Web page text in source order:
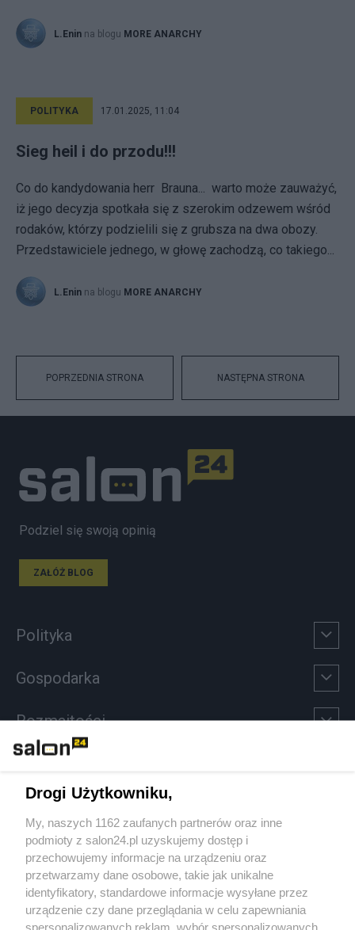
L.Enin na blogu MORE ANARCHY
POLITYKA 17.01.2025, 11:04
Sieg heil i do przodu!!!
Co do kandydowania herr Brauna... warto może zauważyć,
iż jego decyzja spotkała się z szerokim odzewem wśród
rodaków, którzy podzielili się z grubsza na dwa obozy.
Przedstawiciele jednego, w głowę zachodzą, co takiego...
L.Enin na blogu MORE ANARCHY
POPRZEDNIA STRONA NASTĘPNA STRONA
Podziel się swoją opinią
ZAŁÓŻ BLOG
Polityka
Gospodarka
Rozmaitości
Sport
Społeczeństwo
Kultura
Drogi Użytkowniku,
My, naszych 1162 zaufanych partnerów oraz inne
podmioty z salon24.pl uzyskujemy dostęp i
przechowujemy informacje na urządzeniu oraz
przetwarzamy dane osobowe, takie jak unikalne
identyfikatory, standardowe informacje wysyłane przez
urządzenie czy dane przeglądania w celu zapewniania
spersonalizowanych reklam, wybór spersonalizowanych